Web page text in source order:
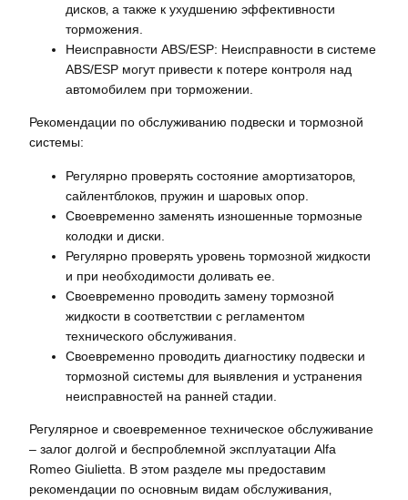
дисков‚ а также к ухудшению эффективности
торможения.
Неисправности ABS/ESP: Неисправности в системе
ABS/ESP могут привести к потере контроля над
автомобилем при торможении.
Рекомендации по обслуживанию подвески и тормозной
системы:
Регулярно проверять состояние амортизаторов‚
сайлентблоков‚ пружин и шаровых опор.
Своевременно заменять изношенные тормозные
колодки и диски.
Регулярно проверять уровень тормозной жидкости
и при необходимости доливать ее.
Своевременно проводить замену тормозной
жидкости в соответствии с регламентом
технического обслуживания.
Своевременно проводить диагностику подвески и
тормозной системы для выявления и устранения
неисправностей на ранней стадии.
Регулярное и своевременное техническое обслуживание
– залог долгой и беспроблемной эксплуатации Alfa
Romeo Giulietta. В этом разделе мы предоставим
рекомендации по основным видам обслуживания‚